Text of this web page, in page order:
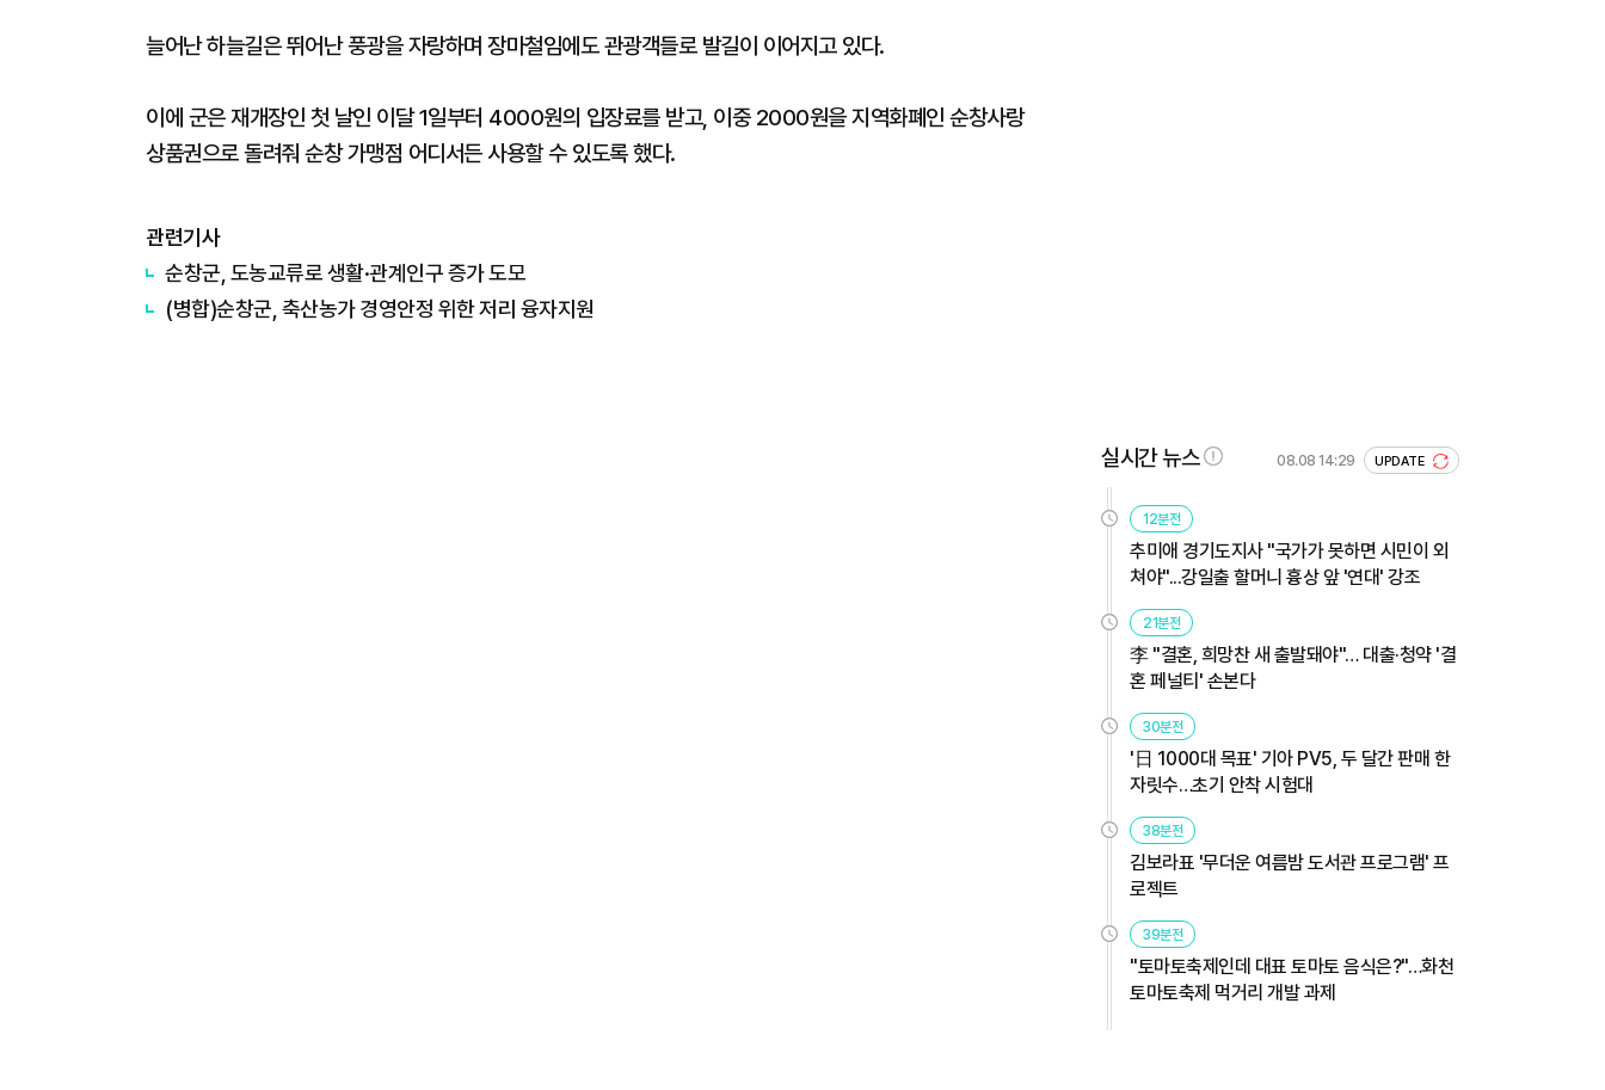
늘어난 하늘길은 뛰어난 풍광을 자랑하며 장마철임에도 관광객들로 발길이 이어지고 있다.
이에 군은 재개장인 첫 날인 이달 1일부터 4000원의 입장료를 받고, 이중 2000원을 지역화폐인 순창사랑
상품권으로 돌려줘 순창 가맹점 어디서든 사용할 수 있도록 했다.
관련기사
순창군, 도농교류로 생활·관계인구 증가 도모
(병합)순창군, 축산농가 경영안정 위한 저리 융자지원
실시간 뉴스 08.08 14:29 UPDATE
12분전
추미애 경기도지사 "국가가 못하면 시민이 외
쳐야"...강일출 할머니 흉상 앞 '연대' 강조
21분전
李 "결혼, 희망찬 새 출발돼야"… 대출·청약 '결
혼 페널티' 손본다
30분전
'日 1000대 목표' 기아 PV5, 두 달간 판매 한
자릿수…초기 안착 시험대
38분전
김보라표 '무더운 여름밤 도서관 프로그램' 프
로젝트
39분전
"토마토축제인데 대표 토마토 음식은?"…화천
토마토축제 먹거리 개발 과제